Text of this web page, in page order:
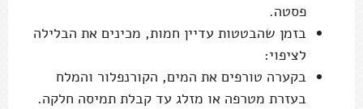
פסטה.
בזמן שהבטטות עדיין חמות, מכינים את הבלילה
לציפוי:
בקערה טורפים את המים, הקורנפלור והמלח
בעזרת מטרפה או מזלג עד קבלת תמיסה חלקה.